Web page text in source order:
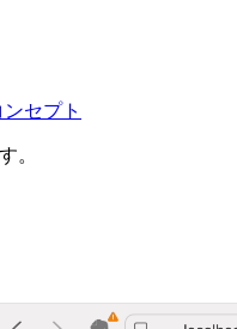
セプト
。